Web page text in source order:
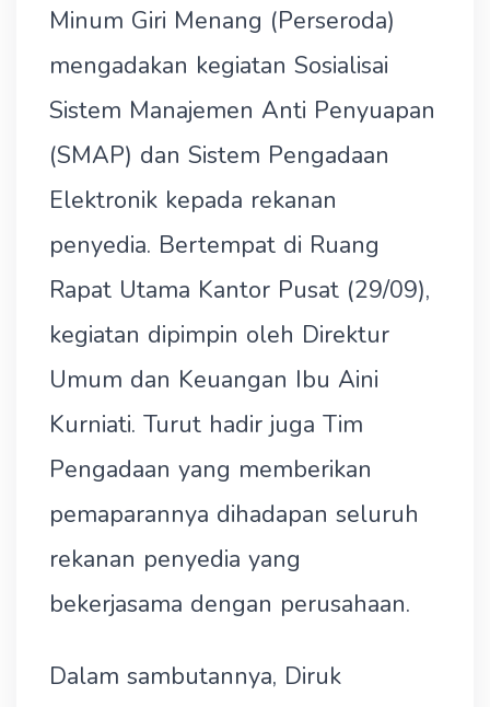
Minum Giri Menang (Perseroda)
mengadakan kegiatan Sosialisai
Sistem Manajemen Anti Penyuapan
(SMAP) dan Sistem Pengadaan
Elektronik kepada rekanan
penyedia. Bertempat di Ruang
Rapat Utama Kantor Pusat (29/09),
kegiatan dipimpin oleh Direktur
Umum dan Keuangan Ibu Aini
Kurniati. Turut hadir juga Tim
Pengadaan yang memberikan
pemaparannya dihadapan seluruh
rekanan penyedia yang
bekerjasama dengan perusahaan.
Dalam sambutannya, Diruk